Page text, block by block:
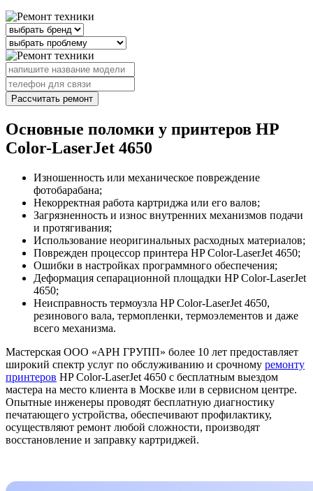
Рассчитать ремонт
Основные поломки у принтеров HP
Color-LaserJet 4650
Изношенность или механическое повреждение
фотобарабана;
Некорректная работа картриджа или его валов;
Загрязненность и износ внутренних механизмов подачи
и протягивания;
Использование неоригинальных расходных материалов;
Поврежден процессор принтера HP Color-LaserJet 4650;
Ошибки в настройках программного обеспечения;
Деформация сепарационной площадки HP Color-LaserJet
4650;
Неисправность термоузла HP Color-LaserJet 4650,
резинового вала, термопленки, термоэлементов и даже
всего механизма.
Мастерская ООО «АРН ГРУПП» более 10 лет предоставляет
широкий спектр услуг по обслуживанию и срочному ремонту
принтеров HP Color-LaserJet 4650 с бесплатным выездом
мастера на место клиента в Москве или в сервисном центре.
Опытные инженеры проводят бесплатную диагностику
печатающего устройства, обеспечивают профилактику,
осуществляют ремонт любой сложности, производят
восстановление и заправку картриджей.